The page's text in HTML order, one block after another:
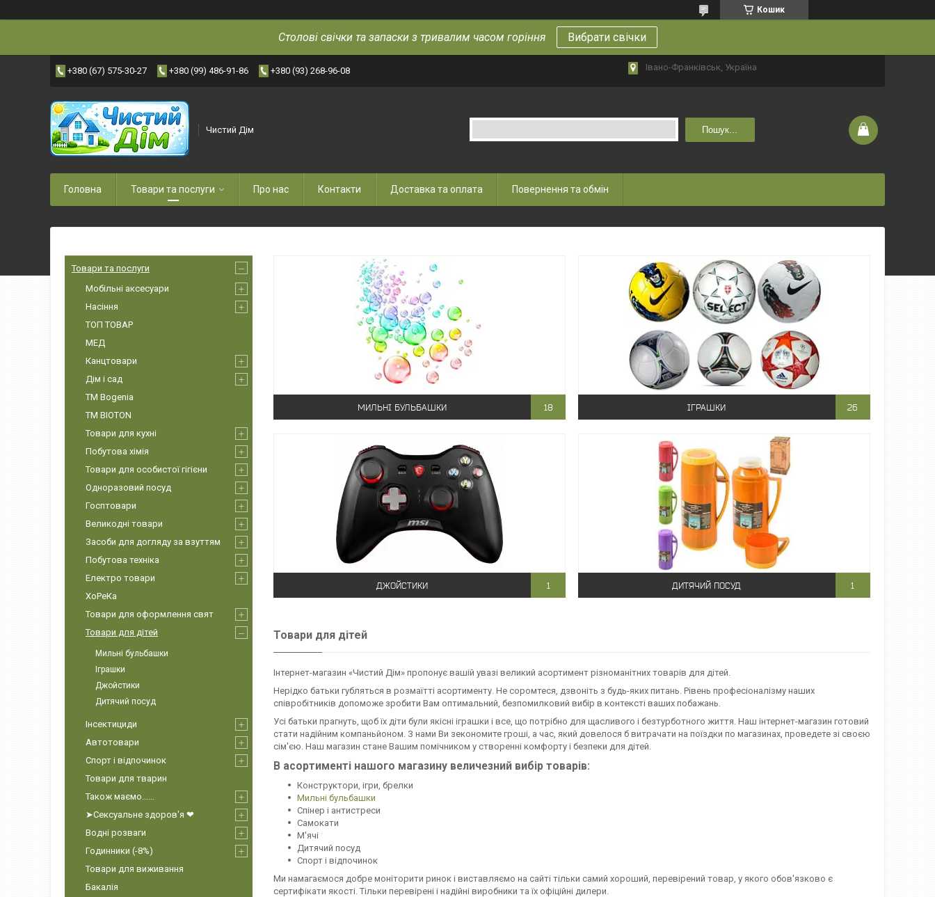
Кошик
Столові свічки та запаски з тривалим часом горіння Вибрати свічки
+380 (67) 575-30-27 +380 (99) 486-91-86 +380 (93) 268-96-08 Івано-Франківськ, Україна
Чистий Дім Пошук...
Головна Товари та послуги Про нас Контакти Доставка та оплата Повернення та обмін
МИЛЬНІ БУЛЬБАШКИ 18 ІГРАШКИ 26
ДЖОЙСТИКИ 1 ДИТЯЧИЙ ПОСУД 1
Товари для дітей
Інтернет-магазин «Чистий Дім» пропонує вашій увазі великий асортимент різноманітних товарів для дітей.
Нерідко батьки губляться в розмаїтті асортименту. Не соромтеся, дзвоніть з будь-яких питань. Рівень професіоналізму наших
співробітників допоможе зробити Вам оптимальний, безпомилковий вибір в контексті ваших побажань.
Усі батьки прагнуть, щоб їх діти були якісні іграшки і все, що потрібно для щасливого і безтурботного життя. Наш інтернет-магазин готовий
стати надійним компаньйоном. З нами Ви зекономите гроші, а час, який довелося б витрачати на поїздки по магазинах, проведете зі своєю
сім'єю. Наш магазин стане Вашим помічником у створенні комфорту і безпеки для дітей.
В асортименті нашого магазину величезний вибір товарів:
Конструктори, ігри, брелки
Мильні бульбашки
Спінер і антистреси
Самокати
М'ячі
Дитячий посуд
Спорт і відпочинок
Ми намагаємося добре моніторити ринок і виставляємо на сайті тільки самий хороший, перевірений товар, у якого обов'язково є
сертифікати якості. Тільки перевірені і надійні виробники та їх офіційні дилери.
Товари та послуги
Мобільні аксесуари
Насіння
ТОП ТОВАР
МЕД
Канцтовари
Дім і сад
ТМ Bogenia
ТМ BIOTON
Товари для кухні
Побутова хімія
Товари для особистої гігієни
Одноразовий посуд
Госптовари
Великодні товари
Засоби для догляду за взуттям
Побутова техніка
Електро товари
ХоРеКа
Товари для оформлення свят
Товари для дітей
Мильні бульбашки
Іграшки
Джойстики
Дитячий посуд
Інсектициди
Автотовари
Спорт і відпочинок
Товари для тварин
Також маємо......
➤Сексуальне здоров'я ❤
Водні розваги
Годинники (-8%)
Товари для виживання
Бакалія